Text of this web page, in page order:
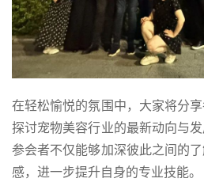
在轻松愉悦的氛围中，大家将分享
探讨宠物美容行业的最新动向与发
参会者不仅能够加深彼此之间的
感，进一步提升自身的专业技能。